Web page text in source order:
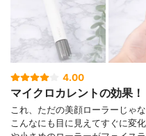
4.00
マイクロカレントの効果！
これ、ただの美顔ローラーじゃ
こんなにも目に見えてすぐに変